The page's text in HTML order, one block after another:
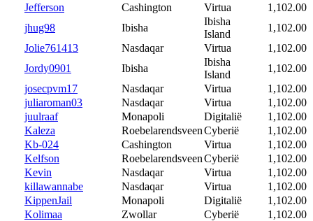
Jefferson
Cashington Virtua
1,102.00
jhug98
Ibisha
Ibisha
Island
1,102.00
Jolie761413
Nasdaqar Virtua
1,102.00
Jordy0901
Ibisha
Ibisha
Island
1,102.00
josecpvm17
Nasdaqar Virtua
1,102.00
juliaroman03
Nasdaqar Virtua
1,102.00
juulraaf
Monapoli Digitalië
1,102.00
Kaleza
RoebelarendsveenCyberië
1,102.00
Kb-024
Cashington Virtua
1,102.00
Kelfson
RoebelarendsveenCyberië
1,102.00
Kevin
Nasdaqar Virtua
1,102.00
killawannabe
Nasdaqar Virtua
1,102.00
KippenJail
Monapoli Digitalië
1,102.00
Kolimaa
Zwollar Cyberië
1,102.00